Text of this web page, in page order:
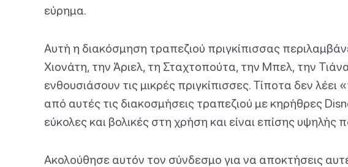
εύρημα.
Αυτή η διακόσμηση τραπεζιού πριγκίπισσας
Χιονάτη, την Άριελ, τη Σταχτοπούτα, την Μπελ, την
ενθουσιάσουν τις μικρές πριγκίπισσες. Τίποτα δεν
από αυτές τις διακοσμήσεις τραπεζιού με κηρήθρες
εύκολες και βολικές στη χρήση και είναι επίσης υψηλής
Ακολούθησε αυτόν τον σύνδεσμο για να αποκτήσεις